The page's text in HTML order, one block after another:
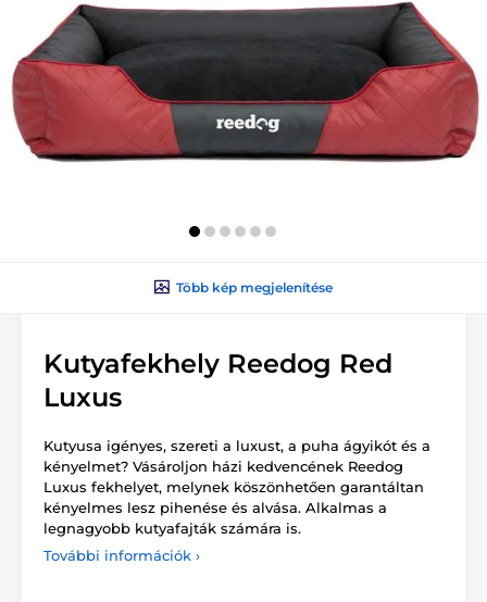
Több kép megjelenítése
Kutyafekhely Reedog Red
Luxus
Kutyusa igényes, szereti a luxust, a puha ágyikót és a
kényelmet? Vásároljon házi kedvencének Reedog
Luxus fekhelyet, melynek köszönhetően garantáltan
kényelmes lesz pihenése és alvása. Alkalmas a
legnagyobb kutyafajták számára is.
További információk ›